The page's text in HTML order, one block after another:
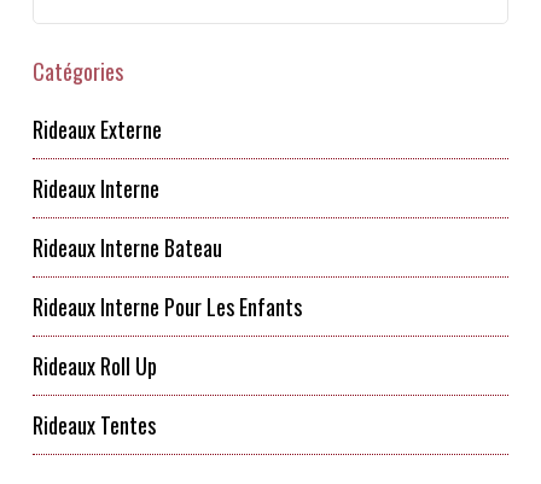
Catégories
Rideaux Externe
Rideaux Interne
Rideaux Interne Bateau
Rideaux Interne Pour Les Enfants
Rideaux Roll Up
Rideaux Tentes